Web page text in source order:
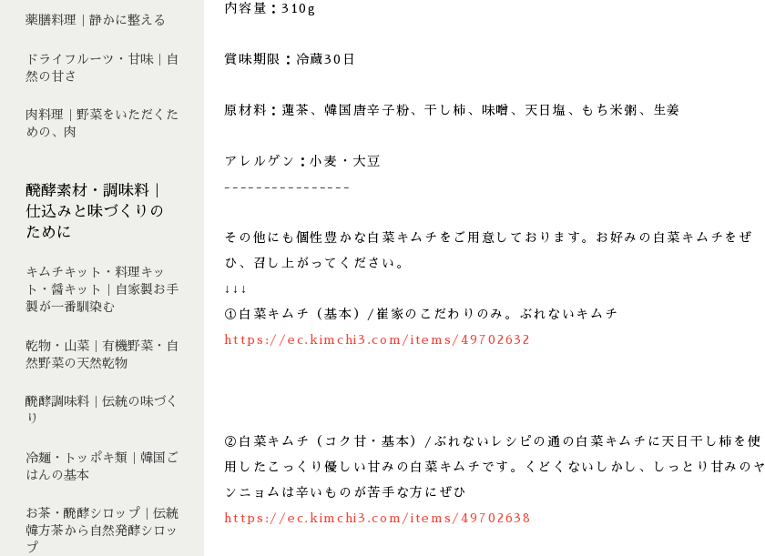
薬膳料理｜静かに整える
ドライフルーツ・甘味｜自
然の甘さ
肉料理｜野菜をいただくた
めの、肉
醗酵素材・調味料｜
仕込みと味づくりの
ために
キムチキット・料理キッ
ト・醤キット｜自家製お手
製が一番馴染む
乾物・山菜｜有機野菜・自
然野菜の天然乾物
醗酵調味料｜伝統の味づく
り
冷麺・トッポキ類｜韓国ご
はんの基本
お茶・醗酵シロップ｜伝統
韓方茶から自然発酵シロッ
プ
内容量：310g
賞味期限：冷蔵30日
原材料：蓮茶、韓国唐辛子粉、干し柿、味噌、天日塩、もち米粥、生姜
アレルゲン：小麦・大豆
----------------
その他にも個性豊かな白菜キムチをご用意しております。お好みの白菜キムチをぜ
ひ、召し上がってください。
↓↓↓
①白菜キムチ（基本）/崔家のこだわりのみ。ぶれないキムチ
https://ec.kimchi3.com/items/49702632
②白菜キムチ（コク甘・基本）/ぶれないレシピの通の白菜キムチに天日干し柿を使
用したこっくり優しい甘みの白菜キムチです。くどくないしかし、しっとり甘みのヤ
ンニョムは辛いものが苦手な方にぜひ
https://ec.kimchi3.com/items/49702638